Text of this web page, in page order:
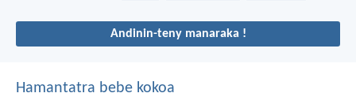
Andinin-teny manaraka !
Hamantatra bebe kokoa